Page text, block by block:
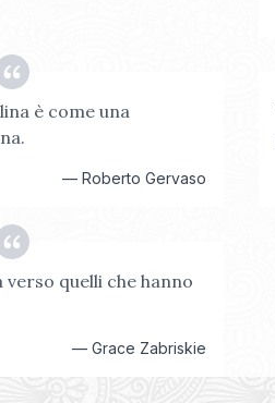
è come una
—Roberto Gervaso
quelli che hanno
—Grace Zabriskie